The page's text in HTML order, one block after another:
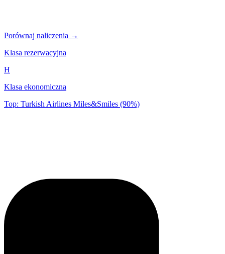
Porównaj naliczenia →
Klasa rezerwacyjna
H
Klasa ekonomiczna
Top: Turkish Airlines Miles&Smiles (90%)